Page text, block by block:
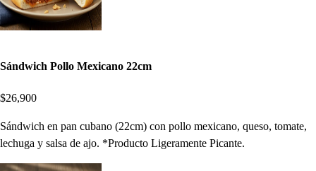
Sándwich Pollo Mexicano 22cm
$26,900
Sándwich en pan cubano (22cm) con pollo mexicano, queso, tomate,
lechuga y salsa de ajo. *Producto Ligeramente Picante.